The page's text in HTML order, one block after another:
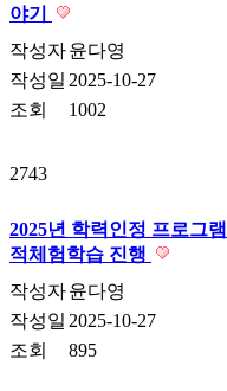
야기
작성자윤다영
작성일 2025-10-27
조회
1002
2743
2025년 학력인정 프로그
적체험학습 진행
작성자윤다영
작성일 2025-10-27
조회
895